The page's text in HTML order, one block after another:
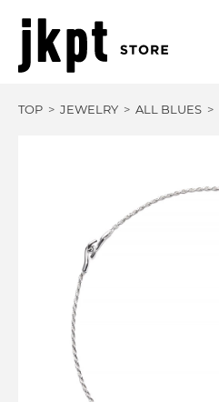
TOP JEWELRY ALL BLUES